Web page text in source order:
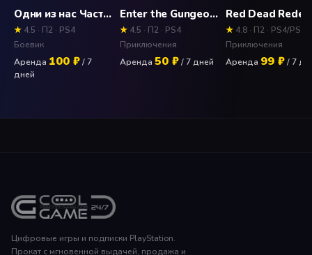
Одни из нас Часть 2 (The Last of Us) Прокат и аренда игры 7 дней
★ 4.5 · П2 · PS4
Боевик
Аренда 100 ₽/ 7
дней
Enter the Gungeon Прокат и аренда игры 7 дней
★ 4.5 · П2 · PS4
Приключения
Аренда 50 ₽/ 7 дней
★ 4.8 · П2 · PS4/PS5
Приключения
Аренда 99 ₽/ 7
Цифровые игры и подписки PlayStation.
Прокат с мгновенной выдачей, продажа и